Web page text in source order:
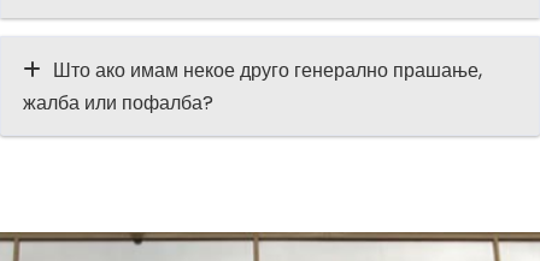
Што ако имам некое друго генерално прашање,
жалба или пофалба?